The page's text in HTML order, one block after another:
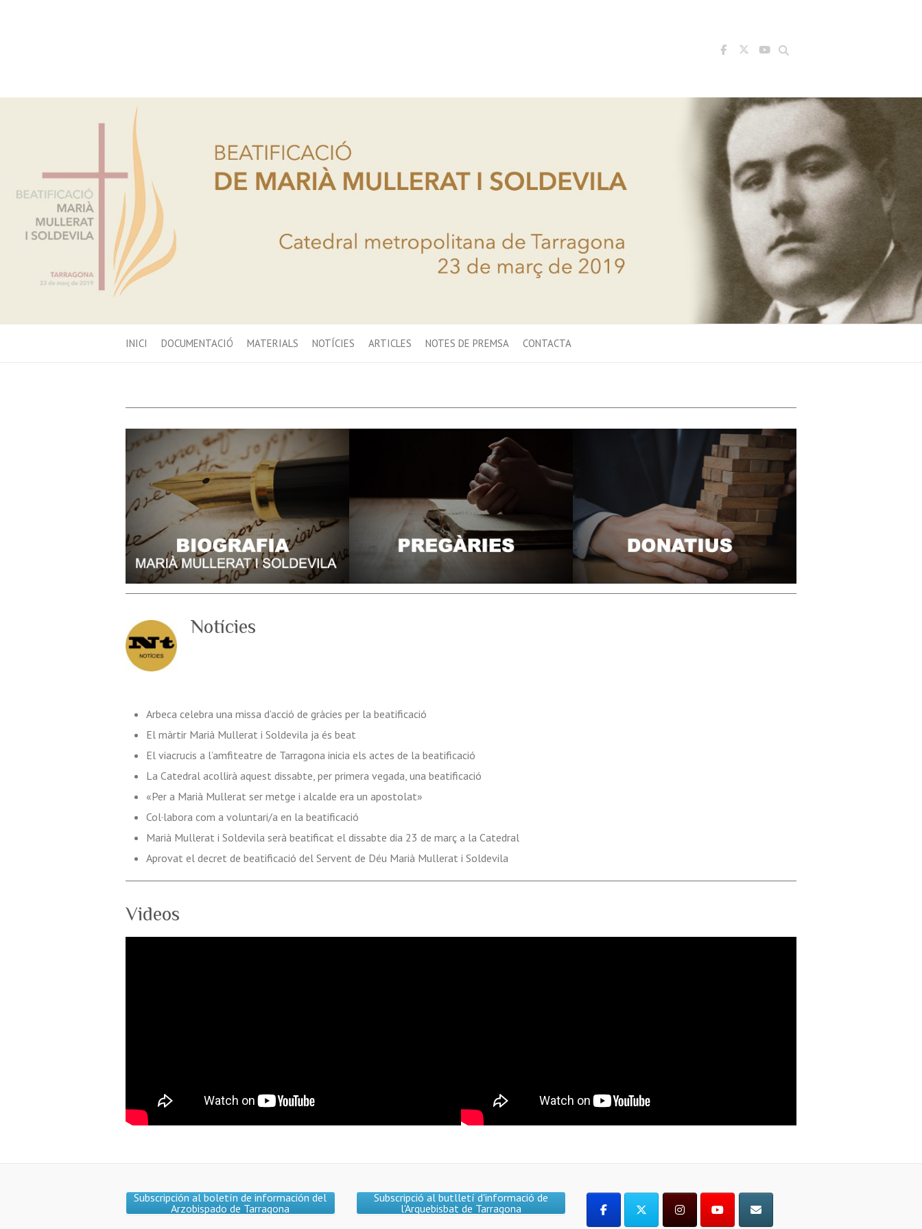
Search
INICI DOCUMENTACIÓ MATERIALS NOTÍCIES ARTICLES NOTES DE PREMSA CONTACTA
Notícies
Arbeca celebra una missa d’acció de gràcies per la beatificació
El màrtir Marià Mullerat i Soldevila ja és beat
El viacrucis a l’amfiteatre de Tarragona inicia els actes de la beatificació
La Catedral acollirà aquest dissabte, per primera vegada, una beatificació
«Per a Marià Mullerat ser metge i alcalde era un apostolat»
Col·labora com a voluntari/a en la beatificació
Marià Mullerat i Soldevila serà beatificat el dissabte dia 23 de març a la Catedral
Aprovat el decret de beatificació del Servent de Déu Marià Mullerat i Soldevila
Videos
Subscripción al boletín de información del
Arzobispado de Tarragona
Subscripció al butlletí d'informació de
l'Arquebisbat de Tarragona